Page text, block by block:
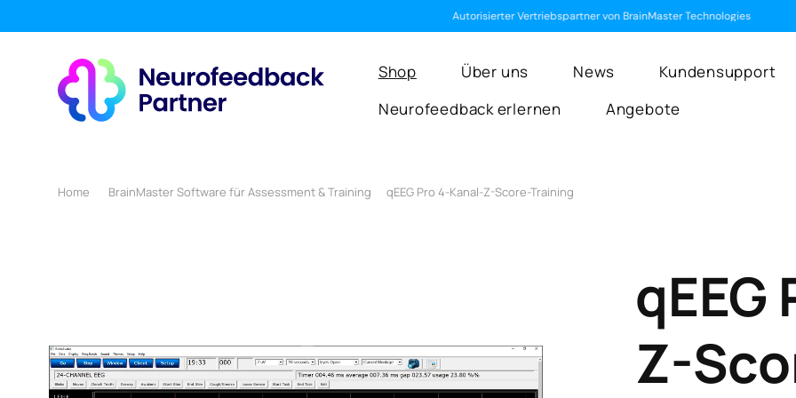
Autorisierter Vertriebspartner von BrainMaster Technologies
Shop Über uns News Kundensupport
Neurofeedback erlernen
Angebote
Home BrainMaster Software für Assessment & Training qEEG Pro 4-Kanal-Z-Score-Training
Z-